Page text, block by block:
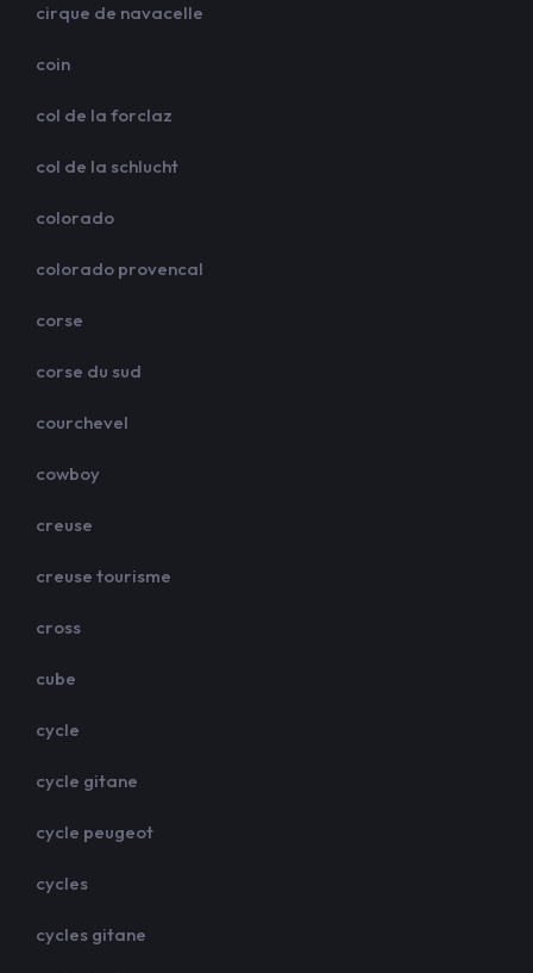
cirque de navacelle
coin
col de la forclaz
col de la schlucht
colorado
colorado provencal
corse
corse du sud
courchevel
cowboy
creuse
creuse tourisme
cross
cube
cycle
cycle gitane
cycle peugeot
cycles
cycles gitane